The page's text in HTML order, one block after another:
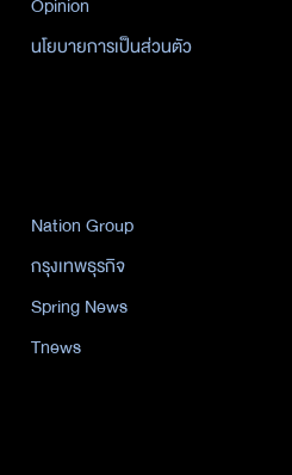
นโยบายการเป็นส่วนตัว
Nation Group
กรุงเทพธุรกิจ
Spring News
Tnews